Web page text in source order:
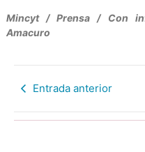
Mincyt / Prensa / Con
Amacuro
Entrada anterior